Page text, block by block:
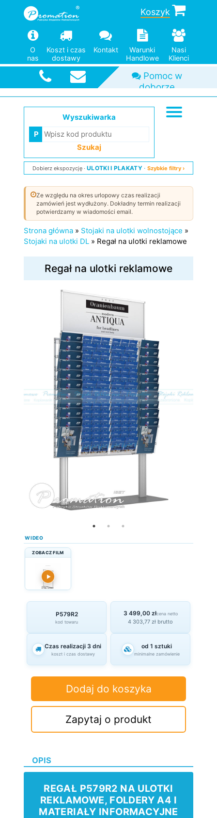
O
nas
Koszt i czas
dostawy
Kontakt
Warunki
Handlowe
Nasi
Klienci
Koszyk
Szybka
wysyłka
Wyszukiwarka
Szukaj
Dobierz ekspozycję ULOTKI I PLAKATY Szybkie filtry ›
Ze względu na okres urlopowy czas realizacji
zamówień jest wydłużony. Dokładny termin realizacji
potwierdzamy w wiadomości email.
Strona główna » Stojaki na ulotki wolnostojące »
Stojaki na ulotki DL » Regał na ulotki reklamowe
Regał na ulotki reklamowe
WIDEO
ZOBACZ FILM
▶
P579R2
kod towaru
3 499,00 złcena netto
4 303,77 zł brutto
Czas realizacji 3 dni
koszt i czas dostawy
od 1 sztuki
minimalne zamówienie
Zapytaj o produkt
Dodaj do koszyka
OPIS
REGAŁ P579R2 NA ULOTKI
REKLAMOWE, FOLDERY A4 I
MATERIAŁY INFORMACYJNE